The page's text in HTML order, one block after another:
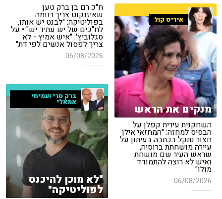
ח"כ רם בן ברק טען
שאיזנקוט צריך רזומה
בפוליטיקה: "לבנט יש אותו,
לח"כים של יש עתיד יש" • על
סגלוביץ': "איש אמיץ - לא
צריך לפסול אנשים לפי דת"
06/08/2026
איריס קול
מנקים את הראש
השחקנית עירית קפלן על
הבסיס למחזה: "המחזאי אילן
חצור נתקל בכתבה בעיתון על
עיירה מושחתת ברוסיה,
שראש העיר שם מושחת
ואיש לא רוצה להתמודד
מולו"
06/08/2026
ברק סרי ועמיחי
אתאלי
"לא מוכן להיכנס
לפוליטיקה"